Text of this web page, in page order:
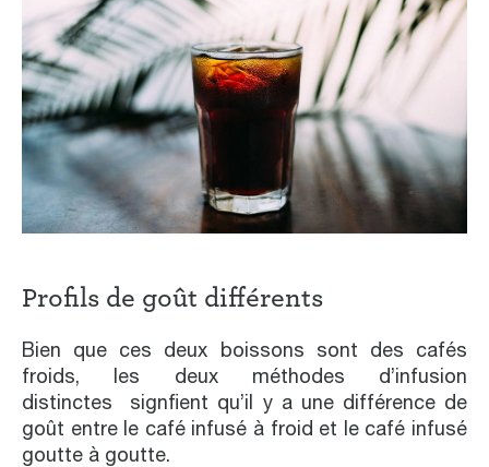
Profils de goût différents
Bien que ces deux boissons sont des cafés
froids, les deux méthodes d’infusion
distinctes signfient qu’il y a une différence de
goût entre le café infusé à froid et le café infusé
goutte à goutte.